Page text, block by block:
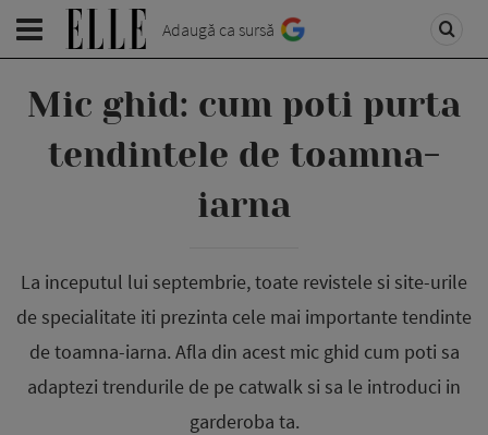
Adaugă ca sursă
Mic ghid: cum poti purta
tendintele de toamna-
iarna
La inceputul lui septembrie, toate revistele si site-urile
de specialitate iti prezinta cele mai importante tendinte
de toamna-iarna. Afla din acest mic ghid cum poti sa
adaptezi trendurile de pe catwalk si sa le introduci in
garderoba ta.